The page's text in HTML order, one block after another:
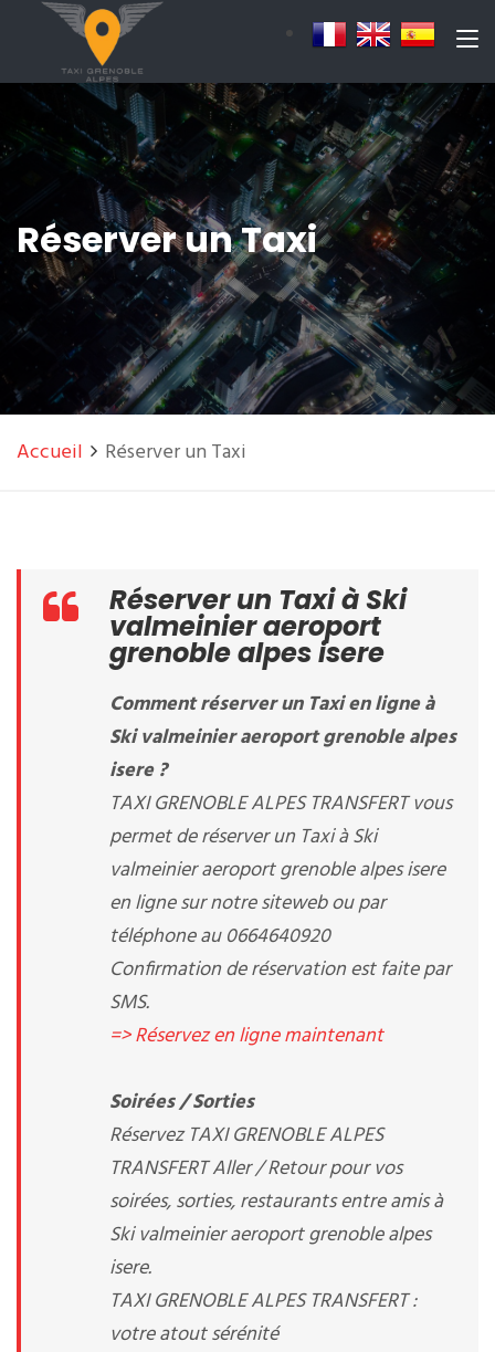
Réserver un Taxi
Accueil Réserver un Taxi
Réserver un Taxi à Ski
valmeinier aeroport
grenoble alpes isere
Comment réserver un Taxi en ligne à
Ski valmeinier aeroport grenoble alpes
isere ?
TAXI GRENOBLE ALPES TRANSFERT vous
permet de réserver un Taxi à Ski
valmeinier aeroport grenoble alpes isere
en ligne sur notre siteweb ou par
téléphone au 0664640920
Confirmation de réservation est faite par
SMS.
=> Réservez en ligne maintenant
Soirées / Sorties
Réservez TAXI GRENOBLE ALPES
TRANSFERT Aller / Retour pour vos
soirées, sorties, restaurants entre amis à
Ski valmeinier aeroport grenoble alpes
isere.
TAXI GRENOBLE ALPES TRANSFERT :
votre atout sérénité